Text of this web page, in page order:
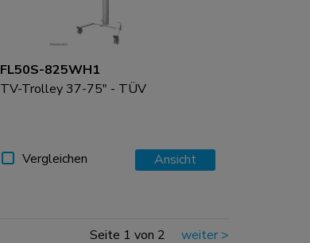
FL50S-825WH1
TV-Trolley 37-75" - TÜV
Vergleichen Ansicht
Seite 1 von 2 weiter>